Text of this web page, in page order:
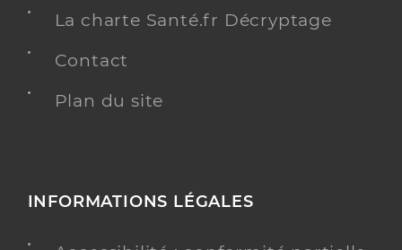
La charte Santé.fr Décryptage
Contact
Plan du site
INFORMATIONS LÉGALES